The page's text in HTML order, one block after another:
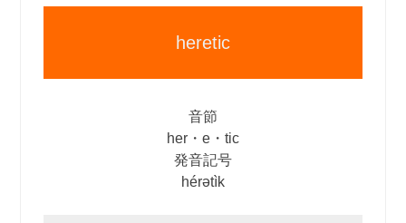
heretic
音節
her・e・tic
発音記号
hérətìk